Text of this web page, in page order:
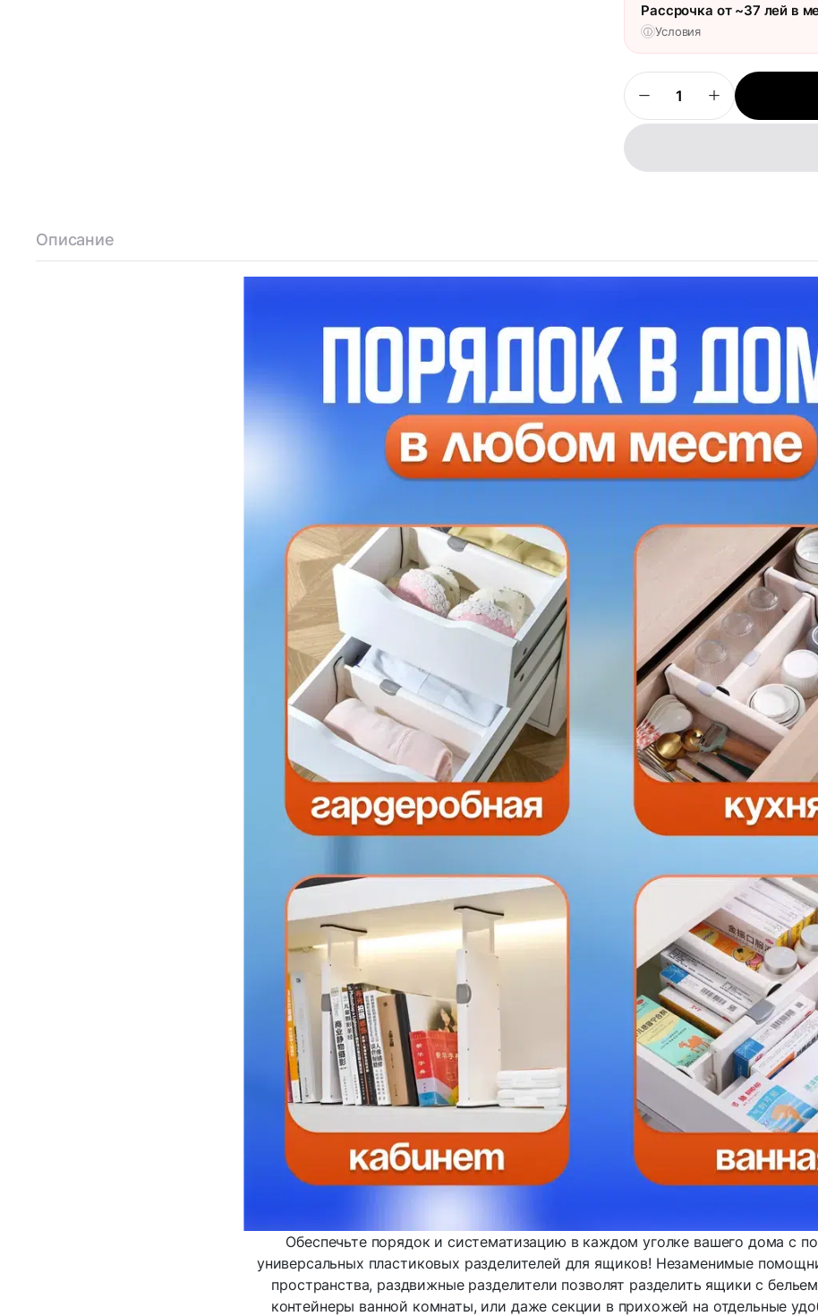
Рассрочка от ~37 лей в
ⓘ Условия
Описание
Обеспечьте порядок и систематизацию в каждом уголке вашего дома с
универсальных пластиковых разделителей для ящиков! Незаменимые
пространства, раздвижные разделители позволят разделить ящики с
контейнеры ванной комнаты, или даже секции в прихожей на отдельные